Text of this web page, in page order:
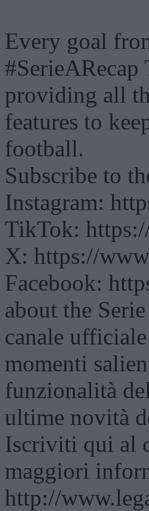
Every goal
providing all
features to
football.
Subscribe to
Instagram:
TikTok:
X: https://
Facebook:
about the
canale
momenti
funzionalità
ultime novità
Iscriviti qui al
maggiori
http://